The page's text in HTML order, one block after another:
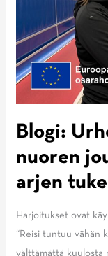
Blogi:
nuoren
arjen
Harjoitukset ovat
“Reisi tuntuu vähän
välttämättä kuulosta